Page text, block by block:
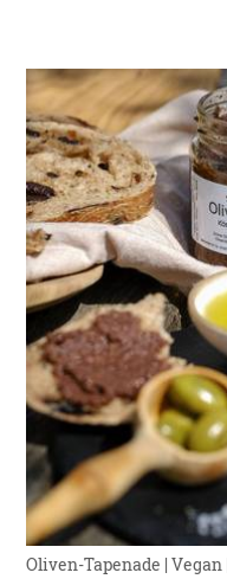
Oliven-Tapenade | Vegan